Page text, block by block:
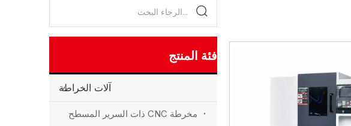
فئة المنتج
آلات الخراطة
مخرطة CNC ذات السرير المسطح